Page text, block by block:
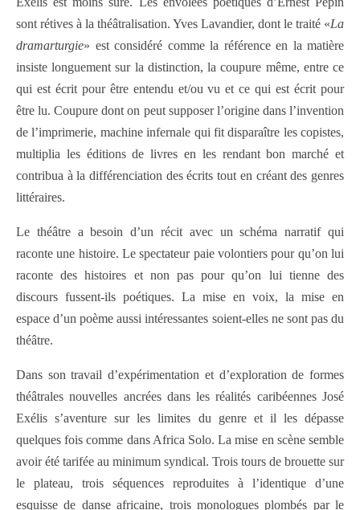
sont rétives à la théâtralisation. Yves Lavandier, dont le traité «La
dramarturgie» est considéré comme la référence en la matière
insiste longuement sur la distinction, la coupure même, entre ce
qui est écrit pour être entendu et/ou vu et ce qui est écrit pour
être lu. Coupure dont on peut supposer l’origine dans l’invention
de l’imprimerie, machine infernale qui fit disparaître les copistes,
multiplia les éditions de livres en les rendant bon marché et
contribua à la différenciation des écrits tout en créant des genres
littéraires.
Le théâtre a besoin d’un récit avec un schéma narratif qui
raconte une histoire. Le spectateur paie volontiers pour qu’on lui
raconte des histoires et non pas pour qu’on lui tienne des
discours fussent-ils poétiques. La mise en voix, la mise en
espace d’un poème aussi intéressantes soient-elles ne sont pas du
théâtre.
Dans son travail d’expérimentation et d’exploration de formes
théâtrales nouvelles ancrées dans les réalités caribéennes José
Exélis s’aventure sur les limites du genre et il les dépasse
quelques fois comme dans Africa Solo. La mise en scène semble
avoir été tarifée au minimum syndical. Trois tours de brouette sur
le plateau, trois séquences reproduites à l’identique d’une
esquisse de danse africaine, trois monologues plombés par le